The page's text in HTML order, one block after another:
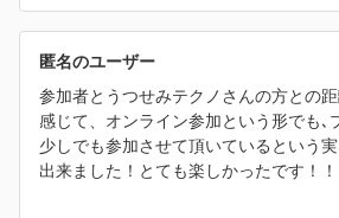
匿名のユーザー
参加者とうつせみテクノさんの方との距
感じて、オンライン参加という形でも､
少しでも参加させて頂いているという
出来ました！とても楽しかったです！！